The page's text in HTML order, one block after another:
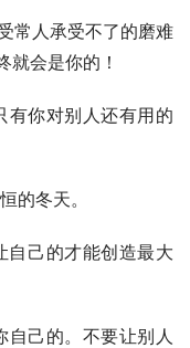
常人承受不了的磨难
就会是你的！
有你对别人还有用的
的冬天。
自己的才能创造最大
己的。不要让别人